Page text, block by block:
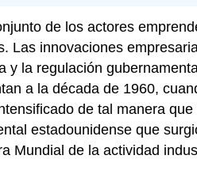
de los actores
innovaciones
la regulación
a la década de 1960,
de tal manera
estadounidense que
de la actividad